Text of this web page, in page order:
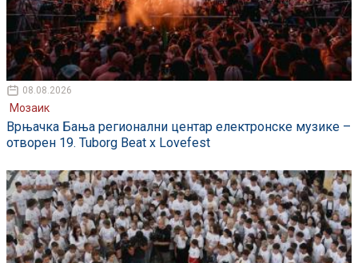
08.08.2026
Мозаик
Врњачка Бања регионални центар електронске музике –
отворен 19. Tuborg Beat x Lovefest